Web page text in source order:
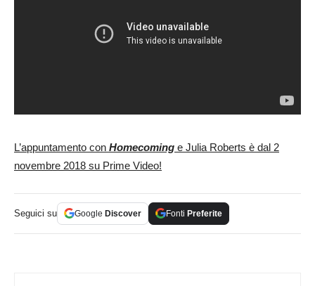
L’appuntamento con Homecoming e Julia Roberts è dal 2
novembre 2018 su Prime Video!
Seguici su Google Discover Fonti Preferite